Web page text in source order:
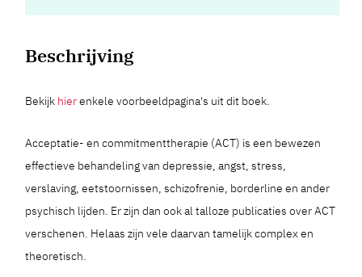
Beschrijving
Bekijk hierenkele voorbeeldpagina's uit dit boek.
Acceptatie- en commitmenttherapie (ACT) is een bewezen
effectieve behandeling van depressie, angst, stress,
verslaving, eetstoornissen, schizofrenie, borderline en ander
psychisch lijden. Er zijn dan ook al talloze publicaties over ACT
verschenen. Helaas zijn vele daarvan tamelijk complex en
theoretisch.